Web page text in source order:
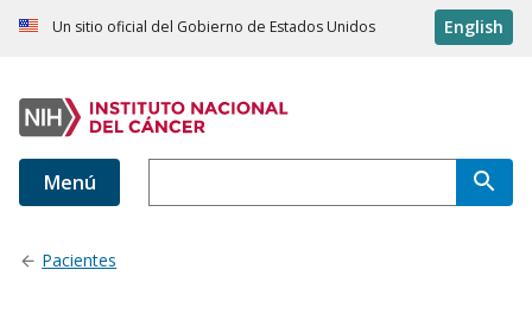
Un sitio oficial del Gobierno de Estados Unidos English
Menú
Pacientes